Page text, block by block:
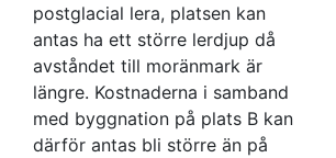
postglacial lera, platsen kan
antas ha ett större lerdjup då
avståndet till moränmark är
längre. Kostnaderna i samband
med byggnation på plats B kan
därför antas bli större än på